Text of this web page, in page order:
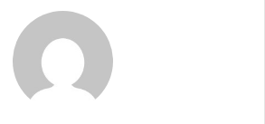
destekler, kan dolaşımını artırır ve
Ayrıca, gebelikte sık görülen bel
de yardımcı olur.